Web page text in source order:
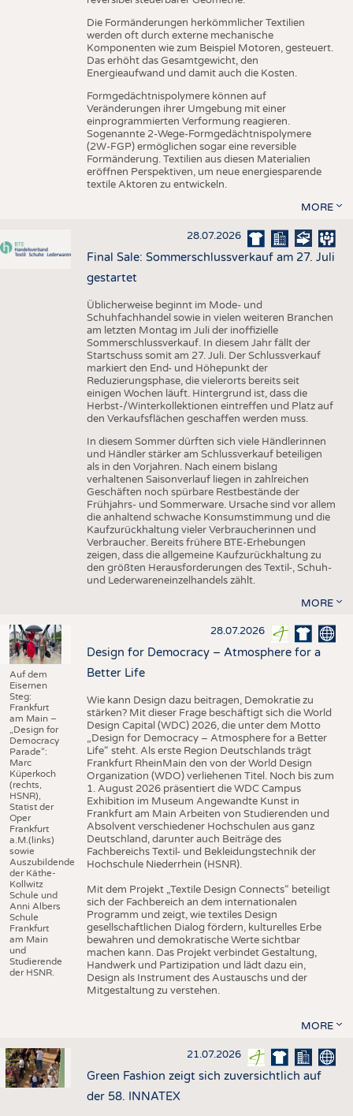
Die Formänderungen herkömmlicher Textilien
werden oft durch externe mechanische
Komponenten wie zum Beispiel Motoren, gesteuert.
Das erhöht das Gesamtgewicht, den
Energieaufwand und damit auch die Kosten.
Formgedächtnispolymere können auf
Veränderungen ihrer Umgebung mit einer
einprogrammierten Verformung reagieren.
Sogenannte 2-Wege-Formgedächtnispolymere
(2W-FGP) ermöglichen sogar eine reversible
Formänderung. Textilien aus diesen Materialien
eröffnen Perspektiven, um neue energiesparende
textile Aktoren zu entwickeln.
MORE
28.07.2026
Final Sale: Sommerschlussverkauf am 27. Juli
gestartet
Üblicherweise beginnt im Mode- und
Schuhfachhandel sowie in vielen weiteren Branchen
am letzten Montag im Juli der inoffizielle
Sommerschlussverkauf. In diesem Jahr fällt der
Startschuss somit am 27. Juli. Der Schlussverkauf
markiert den End- und Höhepunkt der
Reduzierungsphase, die vielerorts bereits seit
einigen Wochen läuft. Hintergrund ist, dass die
Herbst-/Winterkollektionen eintreffen und Platz auf
den Verkaufsflächen geschaffen werden muss.
In diesem Sommer dürften sich viele Händlerinnen
und Händler stärker am Schlussverkauf beteiligen
als in den Vorjahren. Nach einem bislang
verhaltenen Saisonverlauf liegen in zahlreichen
Geschäften noch spürbare Restbestände der
Frühjahrs- und Sommerware. Ursache sind vor allem
die anhaltend schwache Konsumstimmung und die
Kaufzurückhaltung vieler Verbraucherinnen und
Verbraucher. Bereits frühere BTE-Erhebungen
zeigen, dass die allgemeine Kaufzurückhaltung zu
den größten Herausforderungen des Textil-, Schuh-
und Lederwareneinzelhandels zählt.
MORE
Auf dem
Eisernen
Steg:
Frankfurt
am Main –
„Design for
Democracy
Parade“:
Marc
Küperkoch
(rechts,
HSNR),
Statist der
Oper
Frankfurt
a.M.(links)
sowie
Auszubildende
der Käthe-
Kollwitz
Schule und
Anni Albers
Schule
Frankfurt
am Main
und
Studierende
der HSNR.
28.07.2026
Design for Democracy – Atmosphere for a
Better Life
Wie kann Design dazu beitragen, Demokratie zu
stärken? Mit dieser Frage beschäftigt sich die World
Design Capital (WDC) 2026, die unter dem Motto
„Design for Democracy – Atmosphere for a Better
Life“ steht. Als erste Region Deutschlands trägt
Frankfurt RheinMain den von der World Design
Organization (WDO) verliehenen Titel. Noch bis zum
1. August 2026 präsentiert die WDC Campus
Exhibition im Museum Angewandte Kunst in
Frankfurt am Main Arbeiten von Studierenden und
Absolvent verschiedener Hochschulen aus ganz
Deutschland, darunter auch Beiträge des
Fachbereichs Textil- und Bekleidungstechnik der
Hochschule Niederrhein (HSNR).
Mit dem Projekt „Textile Design Connects“ beteiligt
sich der Fachbereich an dem internationalen
Programm und zeigt, wie textiles Design
gesellschaftlichen Dialog fördern, kulturelles Erbe
bewahren und demokratische Werte sichtbar
machen kann. Das Projekt verbindet Gestaltung,
Handwerk und Partizipation und lädt dazu ein,
Design als Instrument des Austauschs und der
Mitgestaltung zu verstehen.
MORE
21.07.2026
Green Fashion zeigt sich zuversichtlich auf
der 58. INNATEX